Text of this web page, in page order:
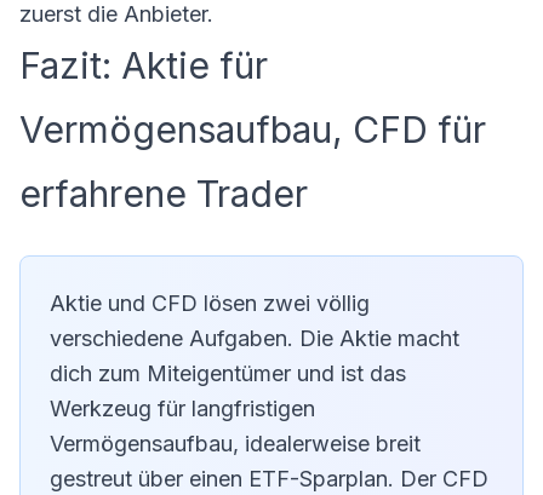
zuerst die Anbieter.
Fazit: Aktie für
Vermögensaufbau, CFD für
erfahrene Trader
Aktie und CFD lösen zwei völlig
verschiedene Aufgaben. Die Aktie macht
dich zum Miteigentümer und ist das
Werkzeug für langfristigen
Vermögensaufbau, idealerweise breit
gestreut über einen ETF-Sparplan. Der CFD